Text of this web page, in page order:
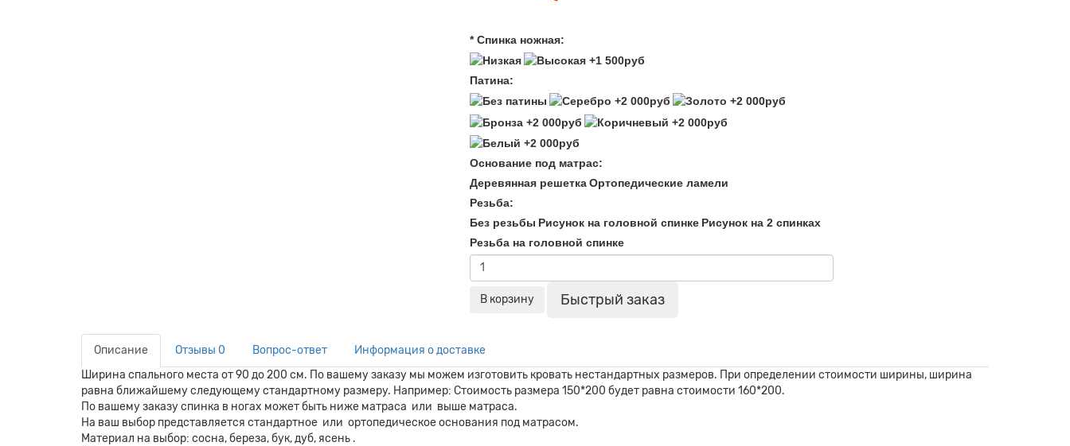
* Спинка ножная:
Патина:
Основание под матрас:
Деревянная решетка Ортопедические ламели
Резьба:
Без резьбы Рисунок на головной спинке Рисунок на 2 спинках
Резьба на головной спинке
В корзину Быстрый заказ
Описание Отзывы 0 Вопрос-ответ
Информация о доставке
Ширина спального места от 90 до 200 см. По вашему заказу мы можем изготовить кровать нестандартных размеров. При определении стоимости ширины, ширина
равна ближайшему следующему стандартному размеру. Например: Стоимость размера 150*200 будет равна стоимости 160*200.
По вашему заказу спинка в ногах может быть ниже матраса или выше матраса.
На ваш выбор представляется стандартное или ортопедическое основания под матрасом.
Материал на выбор: сосна, береза, бук, дуб, ясень .